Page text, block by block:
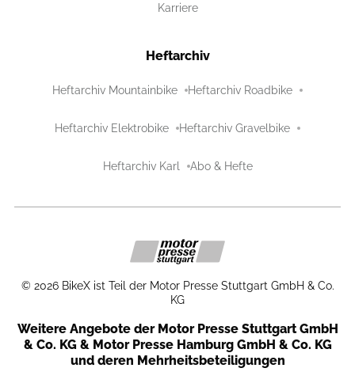
Karriere
Heftarchiv
Heftarchiv Mountainbike Heftarchiv Roadbike
Heftarchiv Elektrobike Heftarchiv Gravelbike
Heftarchiv Karl Abo & Hefte
© 2026 BikeX ist Teil der Motor Presse Stuttgart GmbH & Co.
KG
Weitere Angebote der Motor Presse Stuttgart GmbH
& Co. KG & Motor Presse Hamburg GmbH & Co. KG
und deren Mehrheitsbeteiligungen